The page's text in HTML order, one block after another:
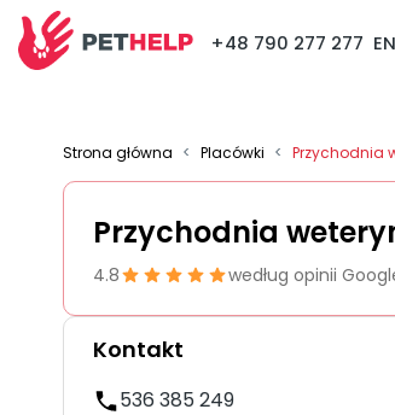
+48 790 277 277 EN
Strona główna < Placówki < Przychodnia
Przychodnia
4.8 według opinii
Kontakt
536 385 249